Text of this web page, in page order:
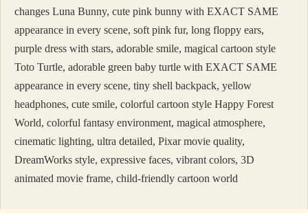
changes Luna Bunny, cute pink bunny with EXACT SAME
appearance in every scene, soft pink fur, long floppy ears,
purple dress with stars, adorable smile, magical cartoon style
Toto Turtle, adorable green baby turtle with EXACT SAME
appearance in every scene, tiny shell backpack, yellow
headphones, cute smile, colorful cartoon style Happy Forest
World, colorful fantasy environment, magical atmosphere,
cinematic lighting, ultra detailed, Pixar movie quality,
DreamWorks style, expressive faces, vibrant colors, 3D
animated movie frame, child-friendly cartoon world